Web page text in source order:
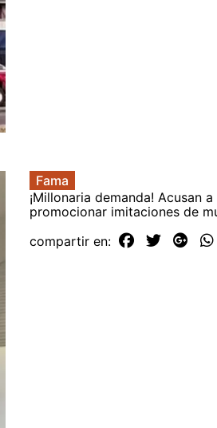
Fama
¡Millonaria demanda! Acusan
promocionar imitaciones de
compartir en: